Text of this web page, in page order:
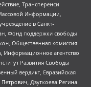
Трансперенси
Информации,
в Санкт-
Фонд поддержки свободы
Общественная комиссия
Информационное агентство
Развития Свободы
вердикт, Евразийская
Дзугкоева Регина